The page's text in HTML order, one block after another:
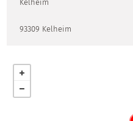
Kelheim
93309 Kelheim